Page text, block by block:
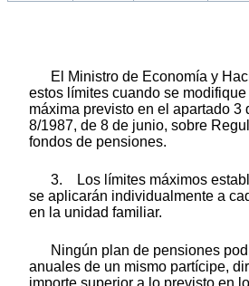
El Ministro de Economía y
estos límites cuando se
máxima previsto en el apartado 3
8/1987, de 8 de junio, sobre
fondos de pensiones.
3. Los límites máximos
se aplicarán individualmente a
en la unidad familiar.
Ningún plan de pensiones
anuales de un mismo partícipe,
importe superior a lo previsto en